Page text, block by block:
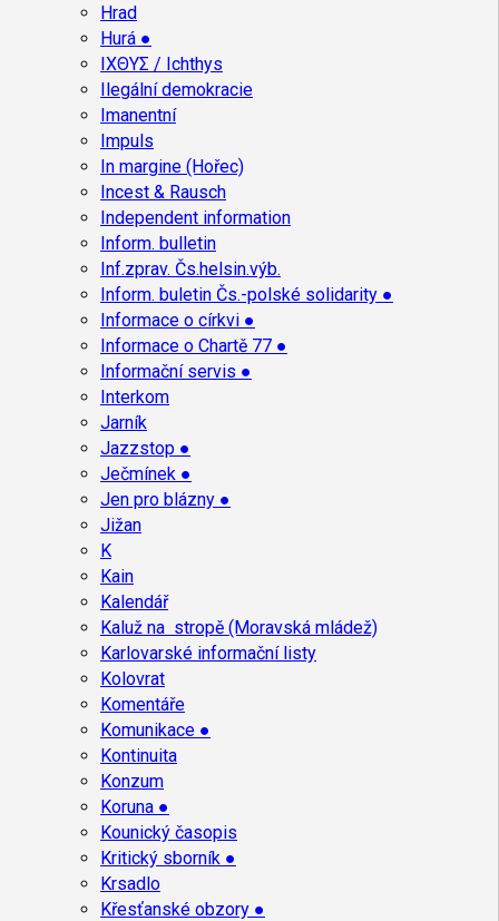
Hrad
Hurá ●
ΙΧΘΥΣ / Ichthys
Ilegální demokracie
Imanentní
Impuls
In margine (Hořec)
Incest & Rausch
Independent information
Inform. bulletin
Inf.zprav. Čs.helsin.výb.
Inform. buletin Čs.-polské solidarity ●
Informace o církvi ●
Informace o Chartě 77 ●
Informační servis ●
Interkom
Jarník
Jazzstop ●
Ječmínek ●
Jen pro blázny ●
Jižan
K
Kain
Kalendář
Kaluž na stropě (Moravská mládež)
Karlovarské informační listy
Kolovrat
Komentáře
Komunikace ●
Kontinuita
Konzum
Koruna ●
Kounický časopis
Kritický sborník ●
Krsadlo
Křesťanské obzory ●